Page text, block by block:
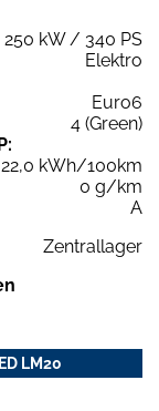
250 kW / 340 PS
Elektro
Euro6
4 (Green)
22,0 kWh/100km
0 g/km
A
Zentrallager
LM20